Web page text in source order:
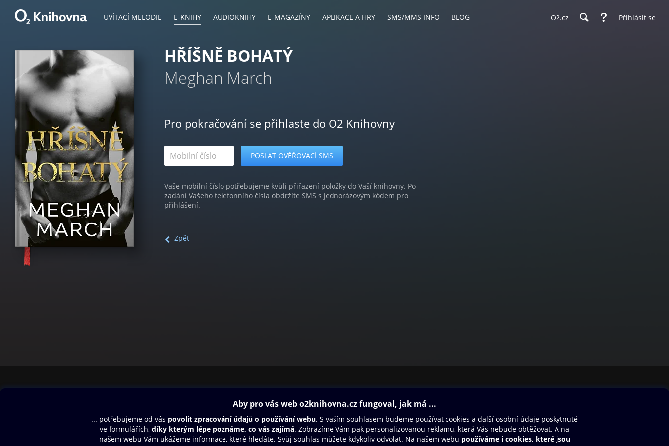
UVÍTACÍ MELODIE E-KNIHY AUDIOKNIHY E-MAGAZÍNY APLIKACE A HRY SMS/MMS INFO BLOG O2.cz Přihlásit se
HŘÍŠNĚ BOHATÝ
Meghan March
Pro pokračování se přihlaste do O2 Knihovny
Vaše mobilní číslo potřebujeme kvůli přiřazení položky do Vaší knihovny. Po
zadání Vašeho telefonního čísla obdržíte SMS s jednorázovým kódem pro
přihlášení.
Zpět
Aplikace a hry
SMS/MMS Info
Blog
Dárkový poukaz
Nápověda
Oneplay Originály
Sport